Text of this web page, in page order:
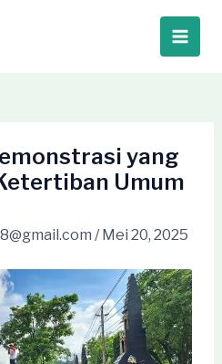
Main
yang
Umum
/ Mei 20, 2025